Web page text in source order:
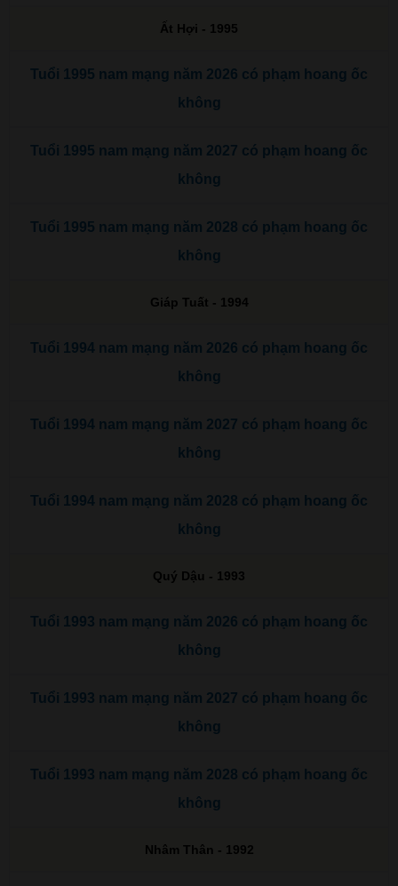
Ất Hợi - 1995
Tuổi 1995 nam mạng năm 2026 có phạm hoang ốc
không
Tuổi 1995 nam mạng năm 2027 có phạm hoang ốc
không
Tuổi 1995 nam mạng năm 2028 có phạm hoang ốc
không
Giáp Tuất - 1994
Tuổi 1994 nam mạng năm 2026 có phạm hoang ốc
không
Tuổi 1994 nam mạng năm 2027 có phạm hoang ốc
không
Tuổi 1994 nam mạng năm 2028 có phạm hoang ốc
không
Quý Dậu - 1993
Tuổi 1993 nam mạng năm 2026 có phạm hoang ốc
không
Tuổi 1993 nam mạng năm 2027 có phạm hoang ốc
không
Tuổi 1993 nam mạng năm 2028 có phạm hoang ốc
không
Nhâm Thân - 1992